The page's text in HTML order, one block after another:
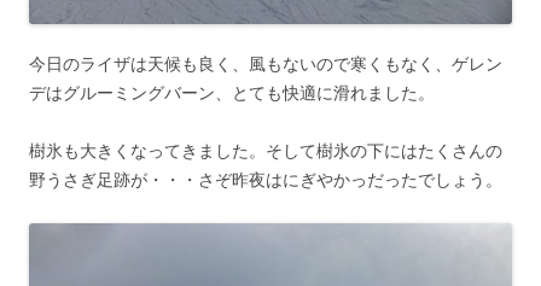
今日のライザは天候も良く、風もないので寒くもなく、ゲレン
デはグルーミングバーン、とても快適に滑れました。
樹氷も大きくなってきました。そして樹氷の下にはたくさんの
野うさぎ足跡が・・・さぞ昨夜はにぎやかっだったでしょう。